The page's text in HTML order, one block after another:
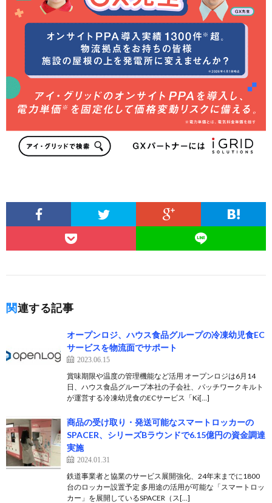
関連する記事
オープンロジ、ハウス食品グループの冷凍幼児食EC
サービスを物流面でサポート
2023.06.15
賞味期限や温度の管理機能など活用 オープンロジは6月14
日、ハウス食品グループ本社の子会社、パッチワークキルト
が運営する冷凍幼児食のECサービス「Ki[…]
商品の受け取り・発送可能なスマートロッカーの
SPACER、シリーズBラウンドで6.15億円の資金調達
実施
2024.01.31
鉄道事業者と協業のサービス展開強化、24年末までに1800
台のロッカー設置予定 多用途の活用が可能な「スマートロッ
カー」を展開しているSPACER（ス[…]